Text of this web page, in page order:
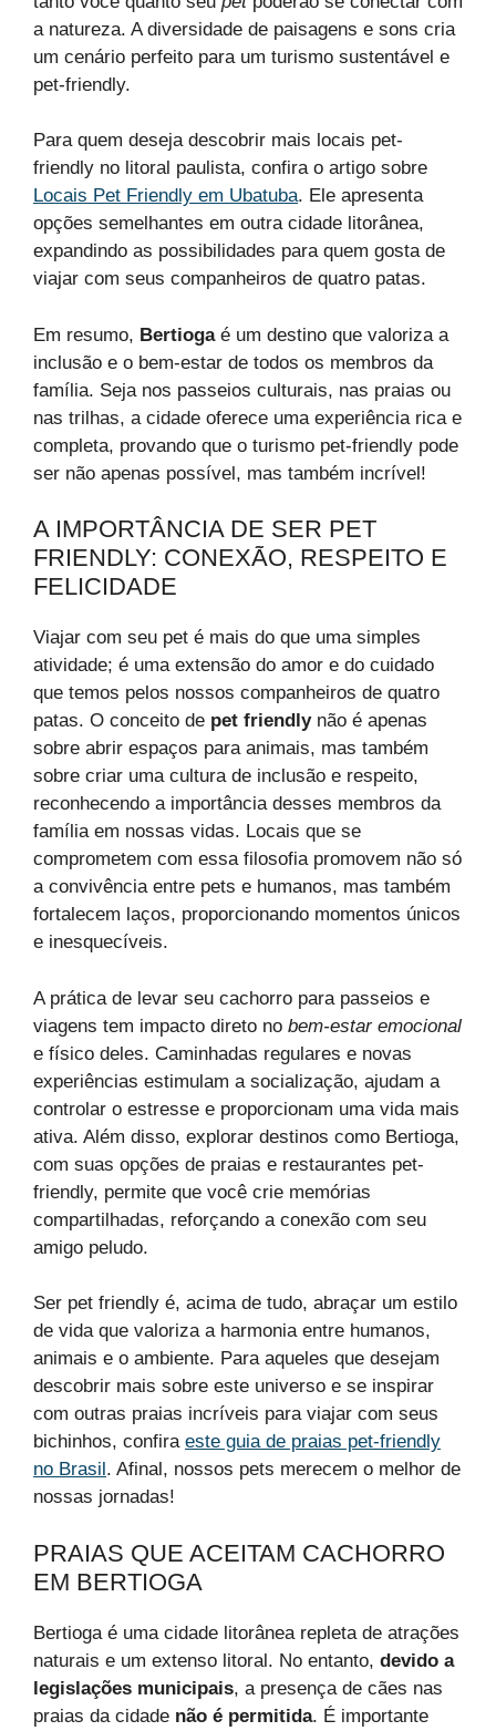
a natureza. A diversidade de paisagens e sons cria
um cenário perfeito para um turismo sustentável e
pet-friendly.
Para quem deseja descobrir mais locais pet-
friendly no litoral paulista, confira o artigo sobre
Locais Pet Friendly em Ubatuba. Ele apresenta
opções semelhantes em outra cidade litorânea,
expandindo as possibilidades para quem gosta de
viajar com seus companheiros de quatro patas.
Em resumo, Bertiogaé um destino que valoriza a
inclusão e o bem-estar de todos os membros da
família. Seja nos passeios culturais, nas praias ou
nas trilhas, a cidade oferece uma experiência rica e
completa, provando que o turismo pet-friendly pode
ser não apenas possível, mas também incrível!
A IMPORTÂNCIA DE SER PET
FRIENDLY: CONEXÃO, RESPEITO E
FELICIDADE
Viajar com seu pet é mais do que uma simples
atividade; é uma extensão do amor e do cuidado
que temos pelos nossos companheiros de quatro
patas. O conceito de pet friendlynão é apenas
sobre abrir espaços para animais, mas também
sobre criar uma cultura de inclusão e respeito,
reconhecendo a importância desses membros da
família em nossas vidas. Locais que se
comprometem com essa filosofia promovem não só
a convivência entre pets e humanos, mas também
fortalecem laços, proporcionando momentos únicos
e inesquecíveis.
A prática de levar seu cachorro para passeios e
viagens tem impacto direto no bem-estar emocional
e físico deles. Caminhadas regulares e novas
experiências estimulam a socialização, ajudam a
controlar o estresse e proporcionam uma vida mais
ativa. Além disso, explorar destinos como Bertioga,
com suas opções de praias e restaurantes pet-
friendly, permite que você crie memórias
compartilhadas, reforçando a conexão com seu
amigo peludo.
Ser pet friendly é, acima de tudo, abraçar um estilo
de vida que valoriza a harmonia entre humanos,
animais e o ambiente. Para aqueles que desejam
descobrir mais sobre este universo e se inspirar
com outras praias incríveis para viajar com seus
bichinhos, confira este guia de praias pet-friendly
no Brasil. Afinal, nossos pets merecem o melhor de
nossas jornadas!
PRAIAS QUE ACEITAM CACHORRO
EM BERTIOGA
Bertioga é uma cidade litorânea repleta de atrações
naturais e um extenso litoral. No entanto, devido a
legislações municipais, a presença de cães nas
praias da cidade não é permitida. É importante